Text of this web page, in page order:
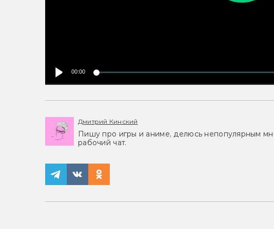
00:00
Дмитрий Кинский
Пишу про игры и аниме, делюсь непопулярным
рабочий чат.